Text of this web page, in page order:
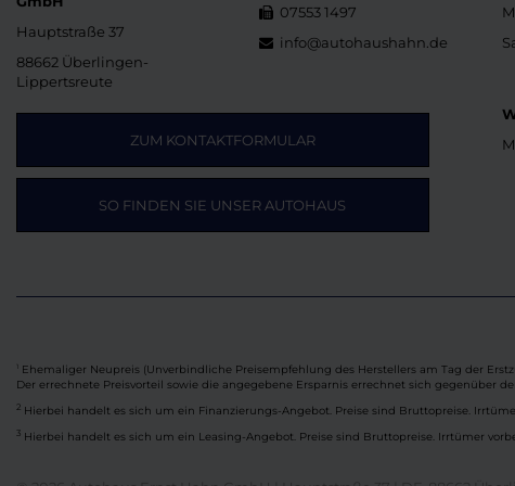
Hauptstraße 37
88662 Überlingen-
Lippertsreute
07553 1497
info@autohaushahn.de
ZUM KONTAKTFORMULAR
SO FINDEN SIE UNSER AUTOHAUS
Ehemaliger Neupreis (Unverbindliche Preisempfehlung des Herstellers am Tag der
Der errechnete Preisvorteil sowie die angegebene Ersparnis errechnet sich gegenüber
2 Hierbei handelt es sich um ein Finanzierungs-Angebot. Preise sind Bruttopreise.
3 Hierbei handelt es sich um ein Leasing-Angebot. Preise sind Bruttopreise. Irrtümer